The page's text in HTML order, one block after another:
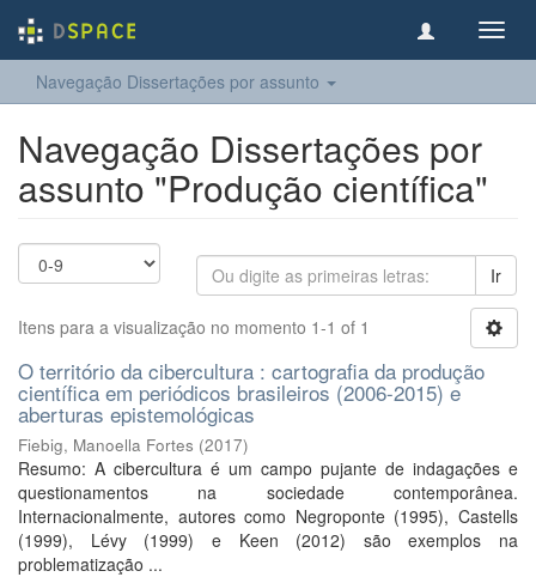
Navegação Dissertações por assunto
Navegação Dissertações por
assunto "Produção científica"
Ir
Itens para a visualização no momento 1-1 of 1
O território da cibercultura : cartografia da produção
científica em periódicos brasileiros (2006-2015) e
aberturas epistemológicas
Fiebig, Manoella Fortes (2017)
Resumo: A cibercultura é um campo pujante de indagações e
questionamentos na sociedade contemporânea.
Internacionalmente, autores como Negroponte (1995), Castells
(1999), Lévy (1999) e Keen (2012) são exemplos na
problematização ...